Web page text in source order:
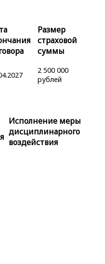
Размер
страховой
суммы
2 500 000
рублей
Исполнение меры
дисциплинарного
воздействия